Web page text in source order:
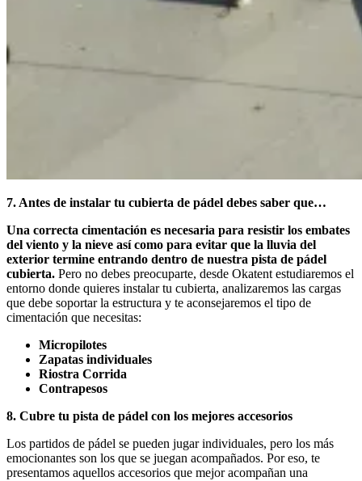
7. Antes de instalar tu cubierta de pádel debes saber que…
Una correcta cimentación es necesaria para resistir los embates
del viento y la nieve así como para evitar que la lluvia del
exterior termine entrando dentro de nuestra pista de pádel
cubierta. Pero no debes preocuparte, desde Okatent estudiaremos el
entorno donde quieres instalar tu cubierta, analizaremos las cargas
que debe soportar la estructura y te aconsejaremos el tipo de
cimentación que necesitas:
Micropilotes
Zapatas individuales
Riostra Corrida
Contrapesos
8. Cubre tu pista de pádel con los mejores accesorios
Los partidos de pádel se pueden jugar individuales, pero los más
emocionantes son los que se juegan acompañados. Por eso, te
presentamos aquellos accesorios que mejor acompañan una